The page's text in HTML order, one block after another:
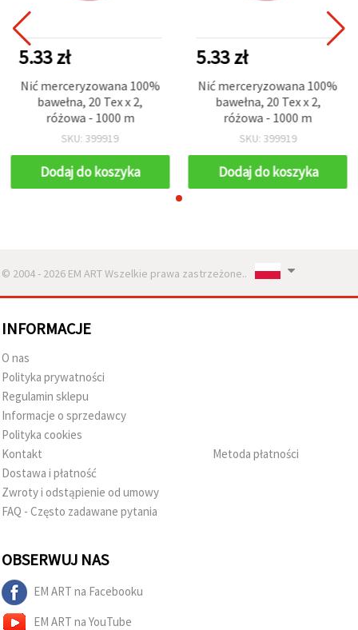
5.33 zł
Nić merceryzowana 100%
bawełna, 20 Tex x 2,
różowa - 1000 m
SKU: 399919
Dodaj do koszyka
5.33 zł
Nić merceryzowana 100%
bawełna, 20 Tex x 2,
różowa - 1000 m
SKU: 399919
Dodaj do koszyka
© 2004 - 2026 EM ART Wszelkie prawa zastrzeżone..
INFORMACJE
O nas
Polityka prywatności
Regulamin sklepu
Informacje o sprzedawcy
Polityka cookies
Kontakt
Dostawa i płatność
Zwroty i odstąpienie od umowy
FAQ - Często zadawane pytania
Metoda płatności
OBSERWUJ NAS
EM ART na Facebooku
EM ART na YouTube